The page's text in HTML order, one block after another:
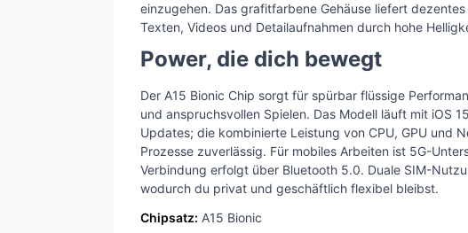
einzugehen. Das grafitfarbene Gehäuse liefert
Texten, Videos und Detailaufnahmen durch hohe
Power, die dich bewegt
Der A15 Bionic Chip sorgt für spürbar flüssige
und anspruchsvollen Spielen. Das Modell läuft mit iOS
Updates; die kombinierte Leistung von CPU, GPU und
Prozesse zuverlässig. Für mobiles Arbeiten ist 5G-
Verbindung erfolgt über Bluetooth 5.0. Duale SIM-
wodurch du privat und geschäftlich flexibel bleibst.
Chipsatz: A15 Bionic